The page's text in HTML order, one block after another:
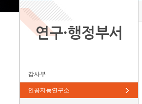
연구·행정부서
감사부
인공지능연구소